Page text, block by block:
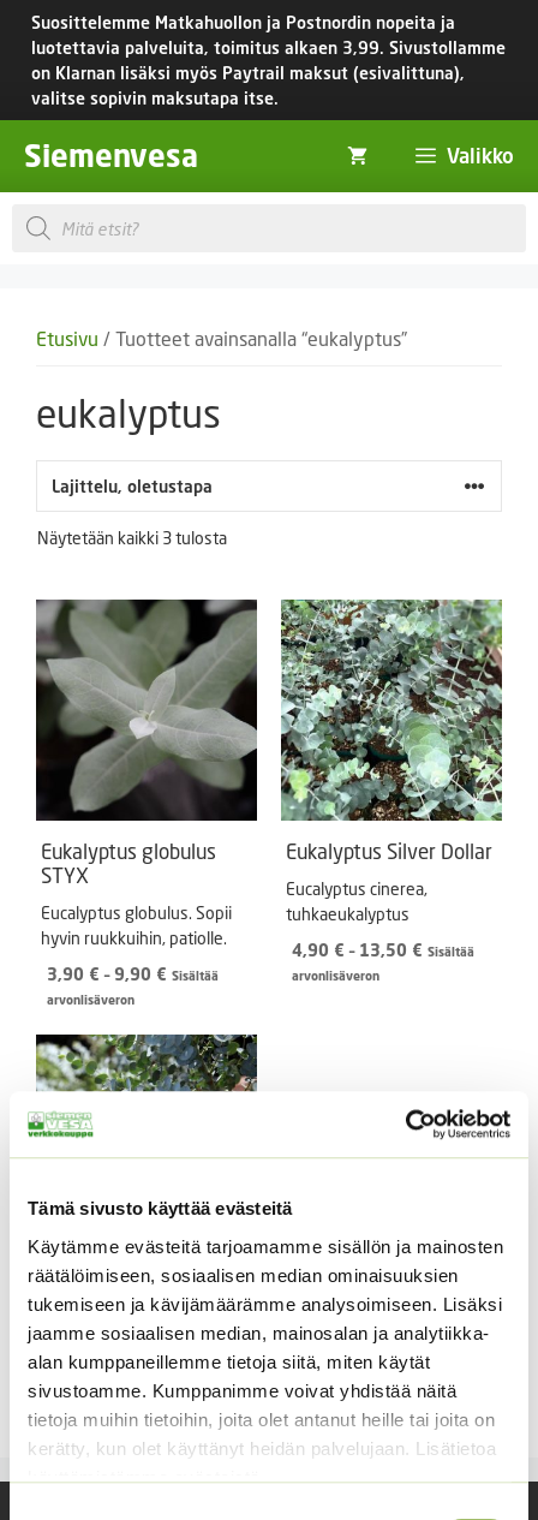
Tämä sivusto käyttää evästeitä
Käytämme evästeitä tarjoamamme sisällön ja mainosten
räätälöimiseen, sosiaalisen median ominaisuuksien
tukemiseen ja kävijämäärämme analysoimiseen. Lisäksi
jaamme sosiaalisen median, mainosalan ja analytiikka-
alan kumppaneillemme tietoja siitä, miten käytät
sivustoamme. Kumppanimme voivat yhdistää näitä
tietoja muihin tietoihin, joita olet antanut heille tai joita on
kerätty, kun olet käyttänyt heidän palvelujaan. Lisätietoa
käyttämistämme evästeistä
Siirry
sisältöön
Suosittelemme Matkahuollon ja Postnordin nopeita ja
luotettavia palveluita, toimitus alkaen 3,99. Sivustollamme
on Klarnan lisäksi myös Paytrail maksut (esivalittuna),
valitse sopivin maksutapa itse.
Siemenvesa Valikko
Products
search
Etusivu / Tuotteet avainsanalla “eukalyptus”
eukalyptus
Näytetään kaikki 3 tulosta
Eukalyptus globulus
STYX
Eucalyptus globulus. Sopii
hyvin ruukkuihin, patiolle.
3,90 € – 9,90 € Hintaluokka:
9,90 €
Sisältää
arvonlisäveron
Eukalyptus Silver Dollar
Eucalyptus cinerea,
tuhkaeukalyptus
4,90 € – 13,50 € Hintaluokka:
Sisältää
arvonlisäveron
Hopeaeukalyptus
annospussi
Eucalyptus gunnii
4,90
Sisältää arvonlisäveron